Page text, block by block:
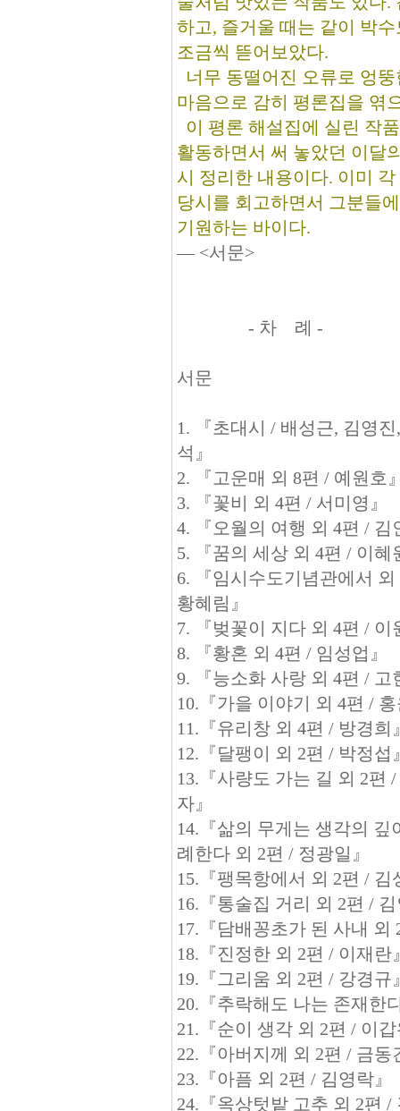
하고, 즐거울 때는 같이 박
조금씩 뜯어보았다.
너무 동떨어진 오류로 엉
마음으로 감히 평론집을 엮
이 평론 해설집에 실린 작
활동하면서 써 놓았던 이달
시 정리한 내용이다. 이미
당시를 회고하면서 그분들
기원하는 바이다.
― <서문>
- 차 례 -
서문
1. 『초대시 / 배성근, 김영
석』
2. 『고운매 외 8편 / 예원호
3. 『꽃비 외 4편 / 서미영』
4. 『오월의 여행 외 4편 /
5. 『꿈의 세상 외 4편 / 이
6. 『임시수도기념관에서 외
황혜림』
7. 『벚꽃이 지다 외 4편 /
8. 『황혼 외 4편 / 임성업』
9. 『능소화 사랑 외 4편 /
10.『가을 이야기 외 4편 /
11.『유리창 외 4편 / 방경
12.『달팽이 외 2편 / 박정
13.『사량도 가는 길 외 2편
자』
14.『삶의 무게는 생각의 깊
례한다 외 2편 / 정광일』
15.『팽목항에서 외 2편 /
16.『통술집 거리 외 2편 /
17.『담배꽁초가 된 사내
18.『진정한 외 2편 / 이재
19.『그리움 외 2편 / 강경
20.『추락해도 나는 존재한
21.『순이 생각 외 2편 / 이
22.『아버지께 외 2편 / 금
23.『아픔 외 2편 / 김영락』
24.『옥상텃밭 고추 외 2편